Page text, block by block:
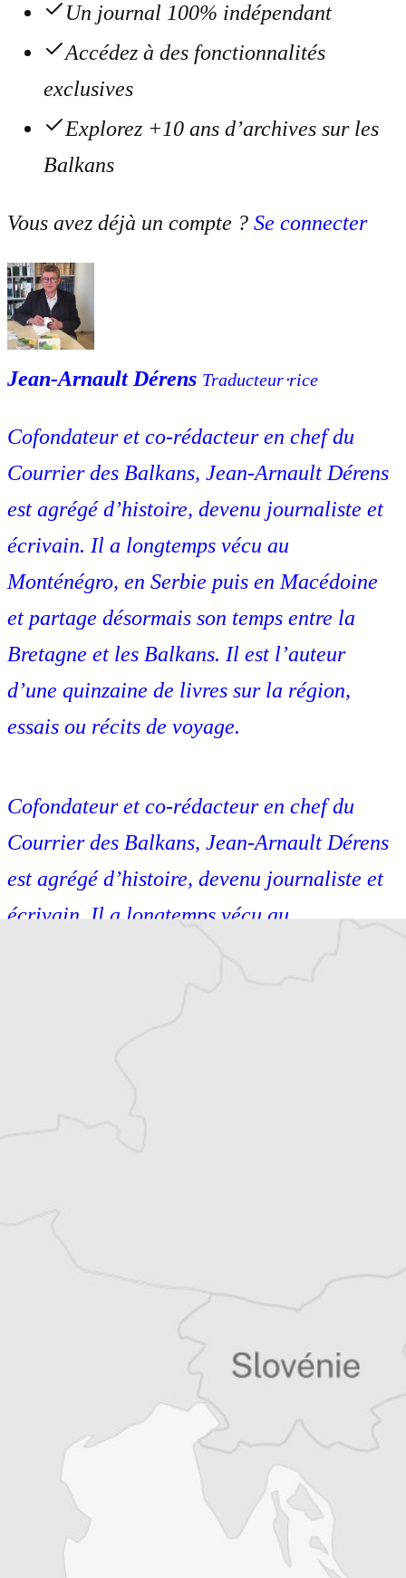
Un journal 100% indépendant
Accédez à des fonctionnalités
exclusives
Explorez +10 ans d’archives sur les
Balkans
Vous avez déjà un compte ? Se connecter
Jean-Arnault Dérens Traducteur⋅rice
Cofondateur et co-rédacteur en chef du
Courrier des Balkans, Jean-Arnault Dérens
est agrégé d’histoire, devenu journaliste et
écrivain. Il a longtemps vécu au
Monténégro, en Serbie puis en Macédoine
et partage désormais son temps entre la
Bretagne et les Balkans. Il est l’auteur
d’une quinzaine de livres sur la région,
essais ou récits de voyage.
Cofondateur et co-rédacteur en chef du
Courrier des Balkans, Jean-Arnault Dérens
est agrégé d’histoire, devenu journaliste et
écrivain. Il a longtemps vécu au